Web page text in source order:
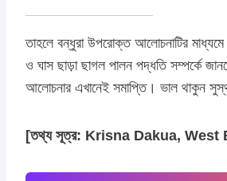
তাহলে বন্ধুরা উপরোক্ত আলোচনাটির
ও ঘাস ছাড়া ছাগল পালন পদ্ধতি সম্পর্কে
আলোচনার এখানেই সমাপ্তি। ভাল থাকুন
[তথ্য সূত্র: Krisna Dakua, West